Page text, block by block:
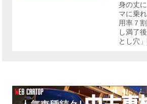
身の丈
マに乗
用率７
し満了
とし穴